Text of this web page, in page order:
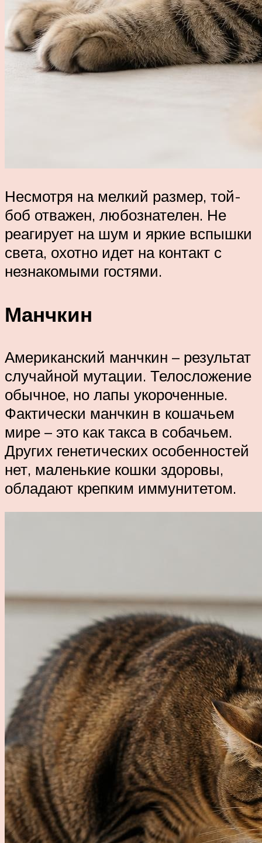
Несмотря на мелкий размер, той-
боб отважен, любознателен. Не
реагирует на шум и яркие вспышки
света, охотно идет на контакт с
незнакомыми гостями.
Манчкин
Американский манчкин – результат
случайной мутации. Телосложение
обычное, но лапы укороченные.
Фактически манчкин в кошачьем
мире – это как такса в собачьем.
Других генетических особенностей
нет, маленькие кошки здоровы,
обладают крепким иммунитетом.